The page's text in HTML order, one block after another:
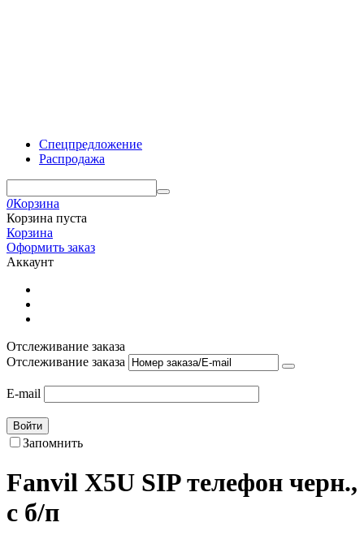
Спецпредложение
Распродажа
0Корзина
Корзина пуста
Корзина
Оформить заказ
Аккаунт
Отслеживание заказа
Отслеживание заказа
E-mail
Войти
Запомнить
Fanvil X5U SIP телефон черн.,
с б/п